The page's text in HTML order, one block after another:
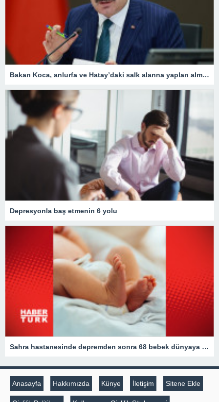
Bakan Koca, anlurfa ve Hatay’daki salk alanna yaplan almalar aklad
Depresyonla baş etmenin 6 yolu
Sahra hastanesinde depremden sonra 68 bebek dünyaya geldi
Anasayfa Hakkımızda Künye İletişim Sitene Ekle